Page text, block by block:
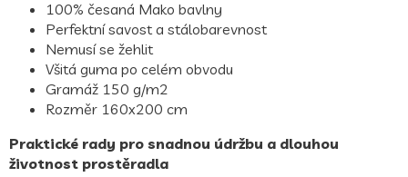
100% česaná Mako bavlny
Perfektní savost a stálobarevnost
Nemusí se žehlit
Všitá guma po celém obvodu
Gramáž 150 g/m2
Rozměr 160x200 cm
Praktické rady pro snadnou údržbu a dlouhou
životnost prostěradla